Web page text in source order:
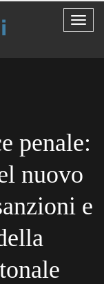
penale:
nuovo
e